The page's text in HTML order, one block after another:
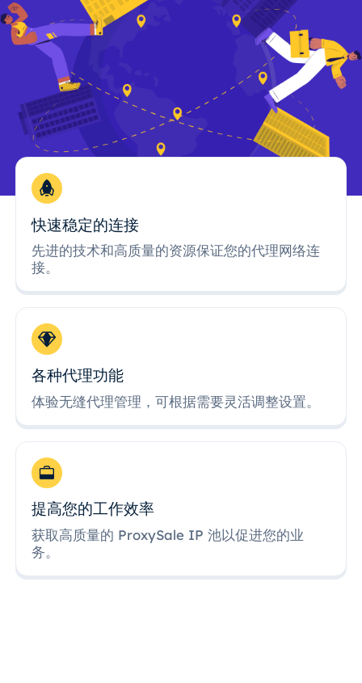
快速稳定的连接
先进的技术和高质量的资源保证您的代理网络连
接。
各种代理功能
体验无缝代理管理，可根据需要灵活调整设置。
提高您的工作效率
获取高质量的 ProxySale IP 池以促进您的业
务。